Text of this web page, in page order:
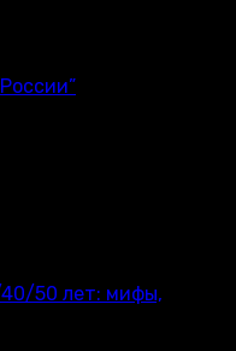
40/50 лет: мифы,